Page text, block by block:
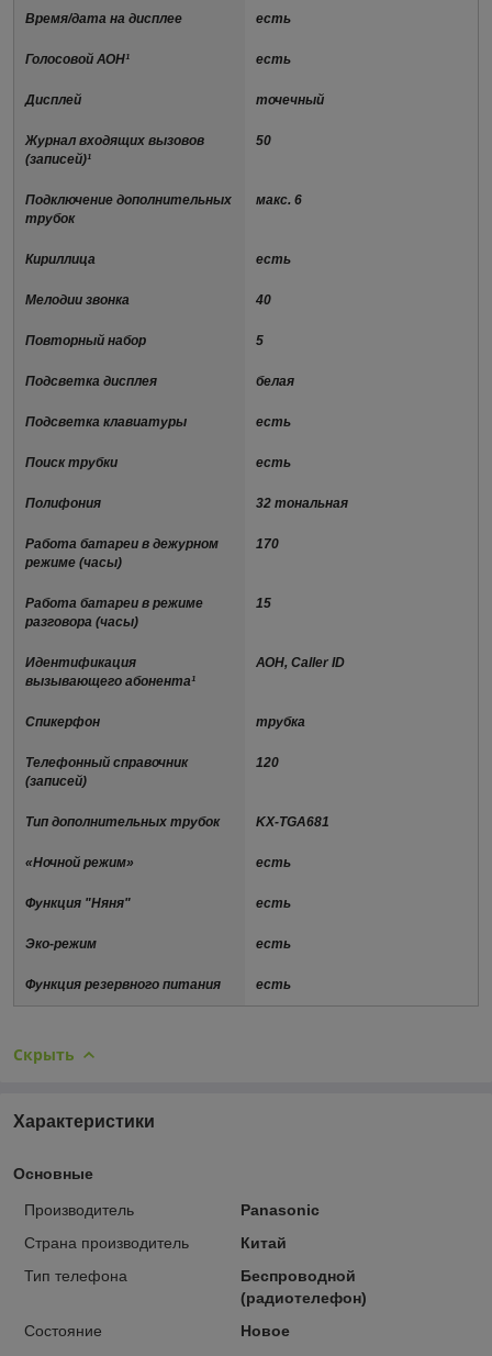
Время/дата на дисплее есть
Голосовой АОН¹ есть
Дисплей точечный
Журнал входящих вызовов
(записей)¹
50
Подключение дополнительных
трубок
макс. 6
Кириллица есть
Мелодии звонка 40
Повторный набор 5
Подсветка дисплея белая
Подсветка клавиатуры есть
Поиск трубки есть
Полифония 32 тональная
Работа батареи в дежурном
режиме (часы)
170
Работа батареи в режиме
разговора (часы)
15
Идентификация
вызывающего абонента¹
АОН, Caller ID
Спикерфон трубка
Телефонный справочник
(записей)
120
Тип дополнительных трубок KX-TGA681
«Ночной режим» есть
Функция "Няня" есть
Эко-режим есть
Функция резервного питания есть
Скрыть
Характеристики
Основные
Производитель
Panasonic
Страна производитель
Китай
Тип телефона
Беспроводной
(радиотелефон)
Состояние
Новое